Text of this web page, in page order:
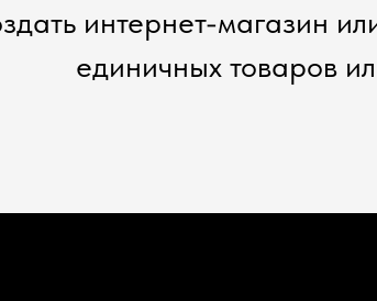
интернет-магазин
единичных товаров